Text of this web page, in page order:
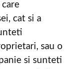
cat si a
sau o
si sunteti